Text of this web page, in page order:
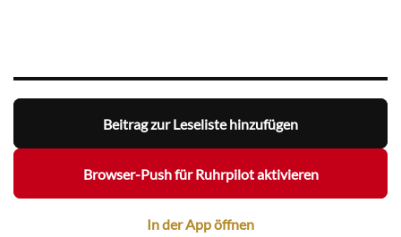
Beitrag zur Leseliste hinzufügen
Browser-Push für Ruhrpilot aktivieren
In der App öffnen